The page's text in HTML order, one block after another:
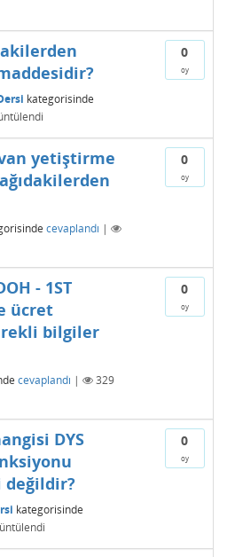
0
oy
kategorisinde
0
oy
yetiştirme
cevaplandı |
0
oy
- 1ST
ücret
bilgiler
cevaplandı |
329
0
oy
DYS
kategorisinde